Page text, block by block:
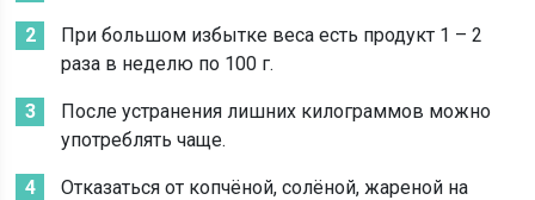
При большом избытке веса есть продукт 1 – 2
раза в неделю по 100 г.
После устранения лишних килограммов можно
употреблять чаще.
Отказаться от копчёной, солёной, жареной на